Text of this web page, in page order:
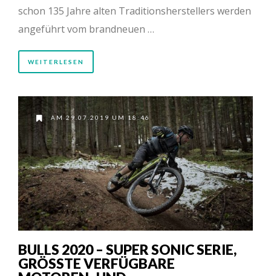
schon 135 Jahre alten Traditionsherstellers werden
angeführt vom brandneuen …
WEITERLESEN
AM 29.07.2019 UM 18:46
BULLS 2020 – SUPER SONIC SERIE,
GRÖSSTE VERFÜGBARE M